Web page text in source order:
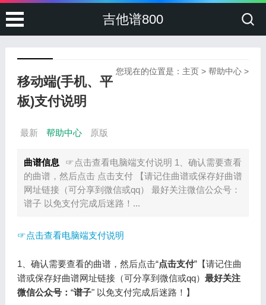
吉他谱800
您现在的位置是： 主页 >帮助中心 >
移动端(手机、平
板)支付说明
最新 帮助中心 原版
曲谱信息
☞点击查看电脑端支付说明 1、确认需要查看
的曲谱，然后点击 点击支付 【请记住曲谱或保存好曲谱
网址链接（可分享到微信或qq） 最好关注微信公众号：
谱子 以免支付完成后迷路！...
☞点击查看电脑端支付说明
1、确认需要查看的曲谱，然后点击“点击支付”【请记住曲
谱或保存好曲谱网址链接（可分享到微信或qq） 最好关注
微信公众号： “谱子" 以免支付完成后迷路！】